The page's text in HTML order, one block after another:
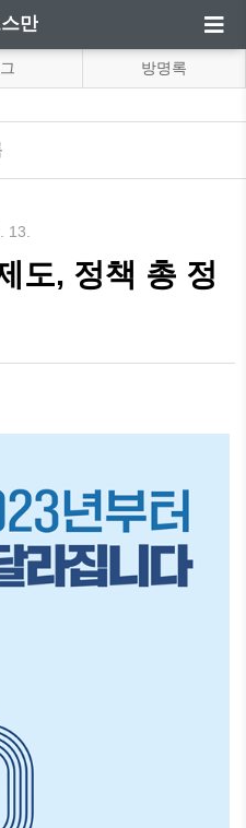
만
방명록
13.
도, 정책 총 정